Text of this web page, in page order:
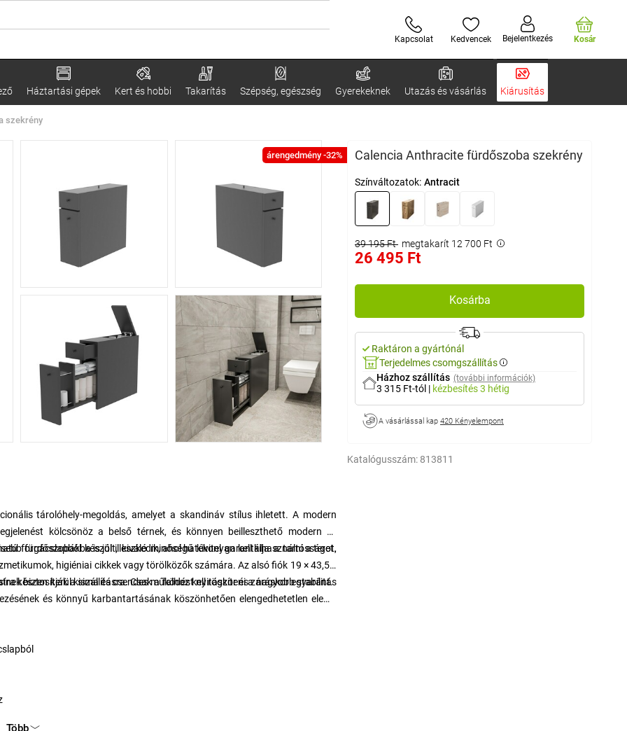
Kapcsolat Kedvencek Bejelentkezés Kosár
Háztartási gépek Kert és hobbi Takarítás Szépség, egészség Gyerekeknek Utazás és vásárlás Kiárusítás
szekrény
árengedmény -32% Calencia Anthracite fürdőszoba szekrény
Színváltozatok: Antracit
39 195 Ft megtakarít 12 700 Ft
26 495 Ft
Kosárba
Raktáron a gyártónál
Terjedelmes csomgszállítás
Házhoz szállítás (további információk)
3 315 Ft-tól | kézbesítés3 hétig
A vásárlással kap 420 Kényelempont
Katalógusszám: 813811
tárolóhely-megoldás, amelyet a skandináv stílus ihletett. A modern
kölcsönöz a belső térnek, és könnyen beilleszthető modern és
forgácslapból készült, kiváló minőségű kivitel garantálja a tartósságot,
fürdőszobákba is jól illeszkedik, ahol hatékonyan kell kihasználni a teret.
higiéniai cikkek vagy törölközők számára. Az alsó fiók 19 × 43,5 ×
biztosítják a sima és csendes működést nyitáskor és záráskor egyaránt.
készen kerül kiszállításra. Csak a falhoz kell rögzíteni a nagyobb stabilitás
és könnyű karbantartásának köszönhetően elengedhetetlen eleme
Több